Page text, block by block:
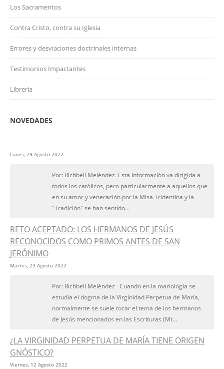
Los Sacramentos
Contra Cristo, contra su Iglesia
Errores y desviaciones doctrinales internas
Testimonios Impactantes
Libreria
NOVEDADES
Lunes, 29 Agosto 2022
Por: Richbell Meléndez. Esta información va dirigida a
todos los católicos, pero particularmente a aquellos que
en su amor y veneración por la Misa Tridentina y la
"Tradición" se han sentido...
RETO ACEPTADO: LOS HERMANOS DE JESÚS
RECONOCIDOS COMO PRIMOS ANTES DE SAN
JERÓNIMO
Martes, 23 Agosto 2022
Por: Richbell Meléndez Cuando en la mariología se
estudia el dogma de la Virginidad Perpetua de María,
normalmente se suele tocar el tema de los hermanos
de Jesús mencionados en las Escrituras (Mt...
¿LA VIRGINIDAD PERPETUA DE MARÍA TIENE ORIGEN
GNÓSTICO?
Viernes, 12 Agosto 2022